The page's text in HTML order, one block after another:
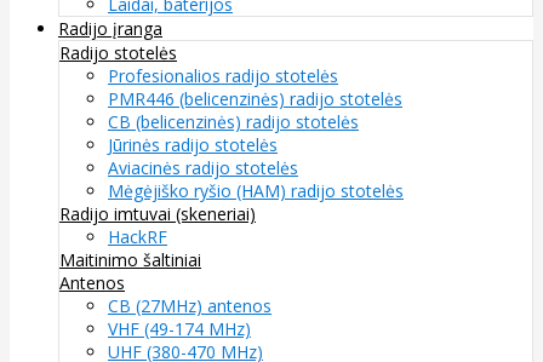
Radijo įranga
Radijo stotelės
Profesionalios radijo stotelės
PMR446 (belicenzinės) radijo stotelės
CB (belicenzinės) radijo stotelės
Jūrinės radijo stotelės
Aviacinės radijo stotelės
Mėgėjiško ryšio (HAM) radijo stotelės
Radijo imtuvai (skeneriai)
HackRF
Maitinimo šaltiniai
Antenos
CB (27MHz) antenos
VHF (49-174 MHz)
UHF (380-470 MHz)